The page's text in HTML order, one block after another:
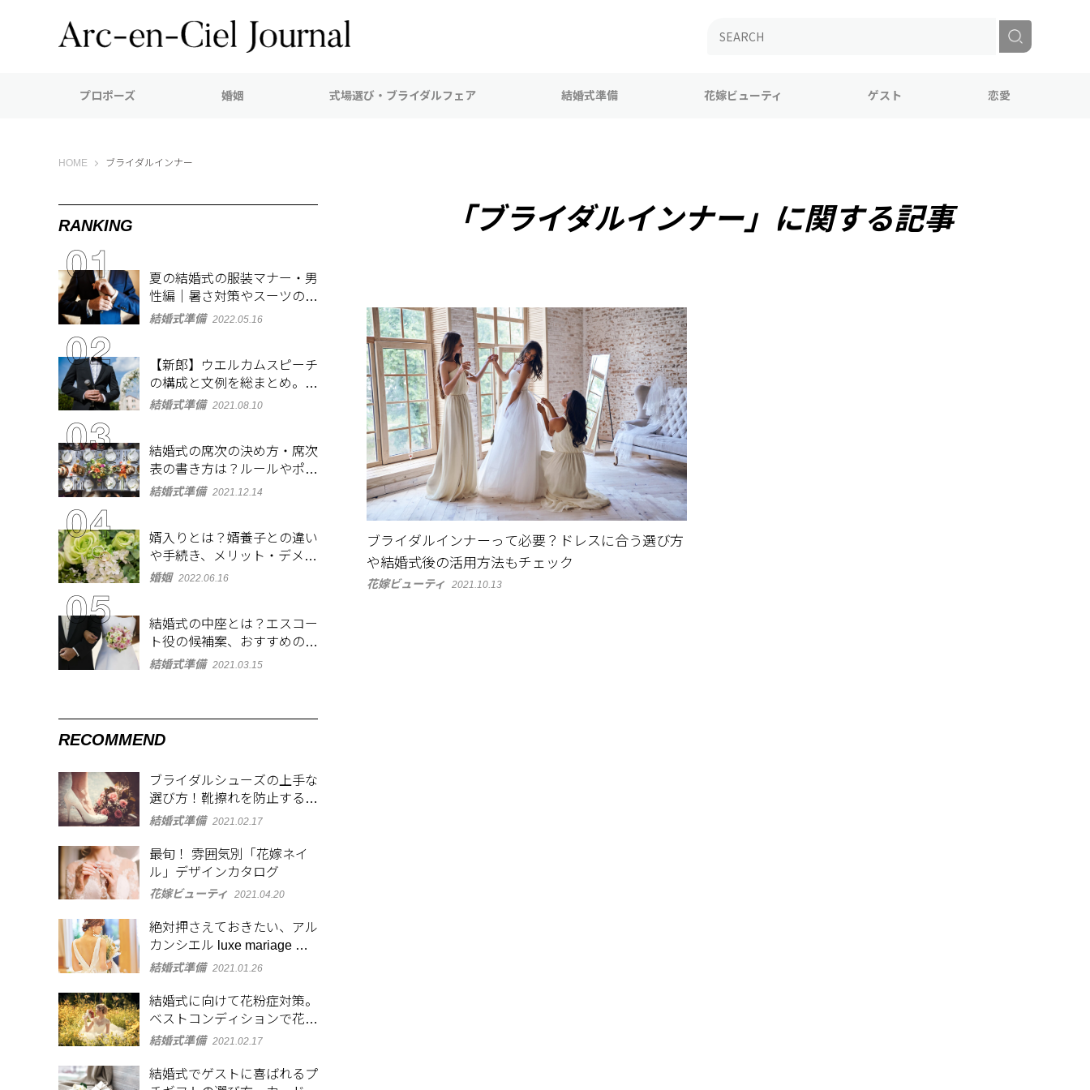
プロポーズ 婚姻 式場選び・ブライダルフェア 結婚式準備 花嫁ビューティ ゲスト 恋愛
HOME Arc-en-Ciel Journal（アルカンシエル ジャーナル）
ブライダルインナー
「ブライダルインナー」に関する記事
ブライダルインナーって必要？ドレスに合う選び方
や結婚式後の活用方法もチェック
花嫁ビューティ 2021.10.13
RANKING
夏の結婚式の服装マナー・男
性編｜暑さ対策やスーツのお
しゃれな着こなしも紹介
結婚式準備 2022.05.16
【新郎】ウエルカムスピーチ
の構成と文例を総まとめ。緊
張しないコツも紹介
結婚式準備 2021.08.10
結婚式の席次の決め方・席次
表の書き方は？ルールやポイ
ントをチェック
結婚式準備 2021.12.14
婿入りとは？婿養子との違い
や手続き、メリット・デメリ
ットを紹介
婚姻 2022.06.16
結婚式の中座とは？エスコー
ト役の候補案、おすすめの演
出やBGMも紹介
結婚式準備 2021.03.15
RECOMMEND
ブライダルシューズの上手な
選び方！靴擦れを防止するア
イディアも紹介
結婚式準備 2021.02.17
最旬！ 雰囲気別「花嫁ネイ
ル」デザインカタログ
花嫁ビューティ 2021.04.20
絶対押さえておきたい、アル
カンシエル luxe mariage 名
古屋のフォトジェニックなス
結婚式準備 2021.01.26
結婚式に向けて花粉症対策。
ベストコンディションで花嫁
になるために
結婚式準備 2021.02.17
結婚式でゲストに喜ばれるプ